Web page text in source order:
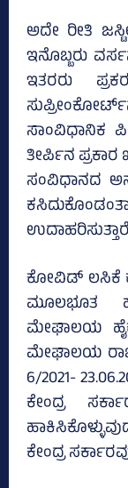
ಅದೇ ರೀತಿ
ಇನೊಬ್ಬರು
ಇತರರು
ಸಾಂವಿಧಾನಿಕ
ತೀರ್ಪಿನ ಪ್ರಕಾರ
ಸಂವಿಧಾನದ
ಕೋವಿಡ್‌ ಲಸಿಕೆ
ಮೂಲಭೂತ
ಮೇಘಾಲಯ
ಮೇಘಾಲಯ
6/2021-
ಕೇಂದ್ರ
ಕೇಂದ್ರ